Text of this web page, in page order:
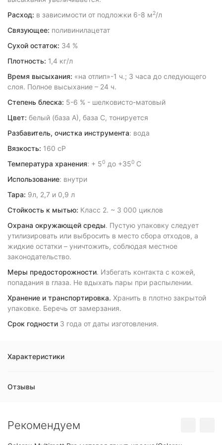
Расход: в зависимости от подложки 6-8 м2/л
Связующее: поливинилацетат
Сухой остаток: 34 %
Плотность: 1,4 кг/л
Время высыхания: «на отлип»-1 ч.; 3 часа до следующего
слоя. Полное высыхание – 24 ч.
Степень блеска: 5-6 % - шелковисто-матовый
Цвет: белый (база А), база С, тонируется
Разбавитель, очистка инструмента: вода
Вязкость: 160 сР
Температура хранения: + 50 до +350 С
Использование: внутри
Тара: 9л, 2,7 и 0,9 л
Стойкость к мытью: Класс 2. ~ 3 000 циклов
Охрана окружающей среды. Пустую упаковку следует
утилизировать или выбросить в место сбора отходов, а
жидкие остатки – уничтожить, соблюдая местное
законодательство.
Меры предосторожности. Избегать контакта с кожей,
попадания в глаза. Не вдыхать пары при распылении.
Хранение и транспортировка. Хранить в плотно закрытой
упаковке. Беречь от замерзания.
Срок годности 3 года от даты изготовления.
Характеристики
Отзывы
Рекомендуем